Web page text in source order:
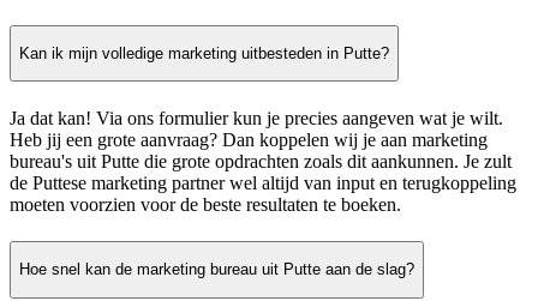
Kan ik mijn volledige marketing uitbesteden in Putte?
Ja dat kan! Via ons formulier kun je precies aangeven wat je wilt.
Heb jij een grote aanvraag? Dan koppelen wij je aan marketing
bureau's uit Putte die grote opdrachten zoals dit aankunnen. Je zult
de Puttese marketing partner wel altijd van input en terugkoppeling
moeten voorzien voor de beste resultaten te boeken.
Hoe snel kan de marketing bureau uit Putte aan de slag?